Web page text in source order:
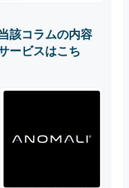
該コラムの内容
ービスはこち